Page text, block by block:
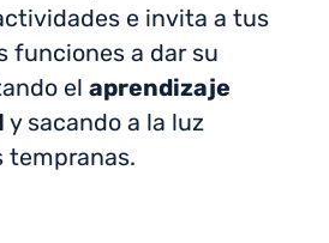
e invita a tus
funciones a dar su
el aprendizaje
y sacando a la luz
tempranas.